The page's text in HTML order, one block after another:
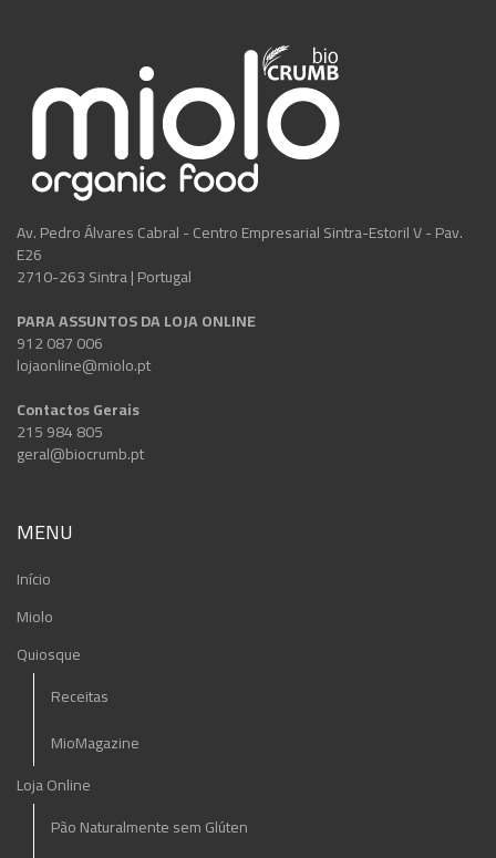
Av. Pedro Álvares Cabral - Centro Empresarial Sintra-Estoril V - Pav.
E26
2710-263 Sintra | Portugal
PARA ASSUNTOS DA LOJA ONLINE
912 087 006
lojaonline@miolo.pt
Contactos Gerais
215 984 805
geral@biocrumb.pt
MENU
Início
Miolo
Quiosque
Receitas
MioMagazine
Loja Online
Pão Naturalmente sem Glúten